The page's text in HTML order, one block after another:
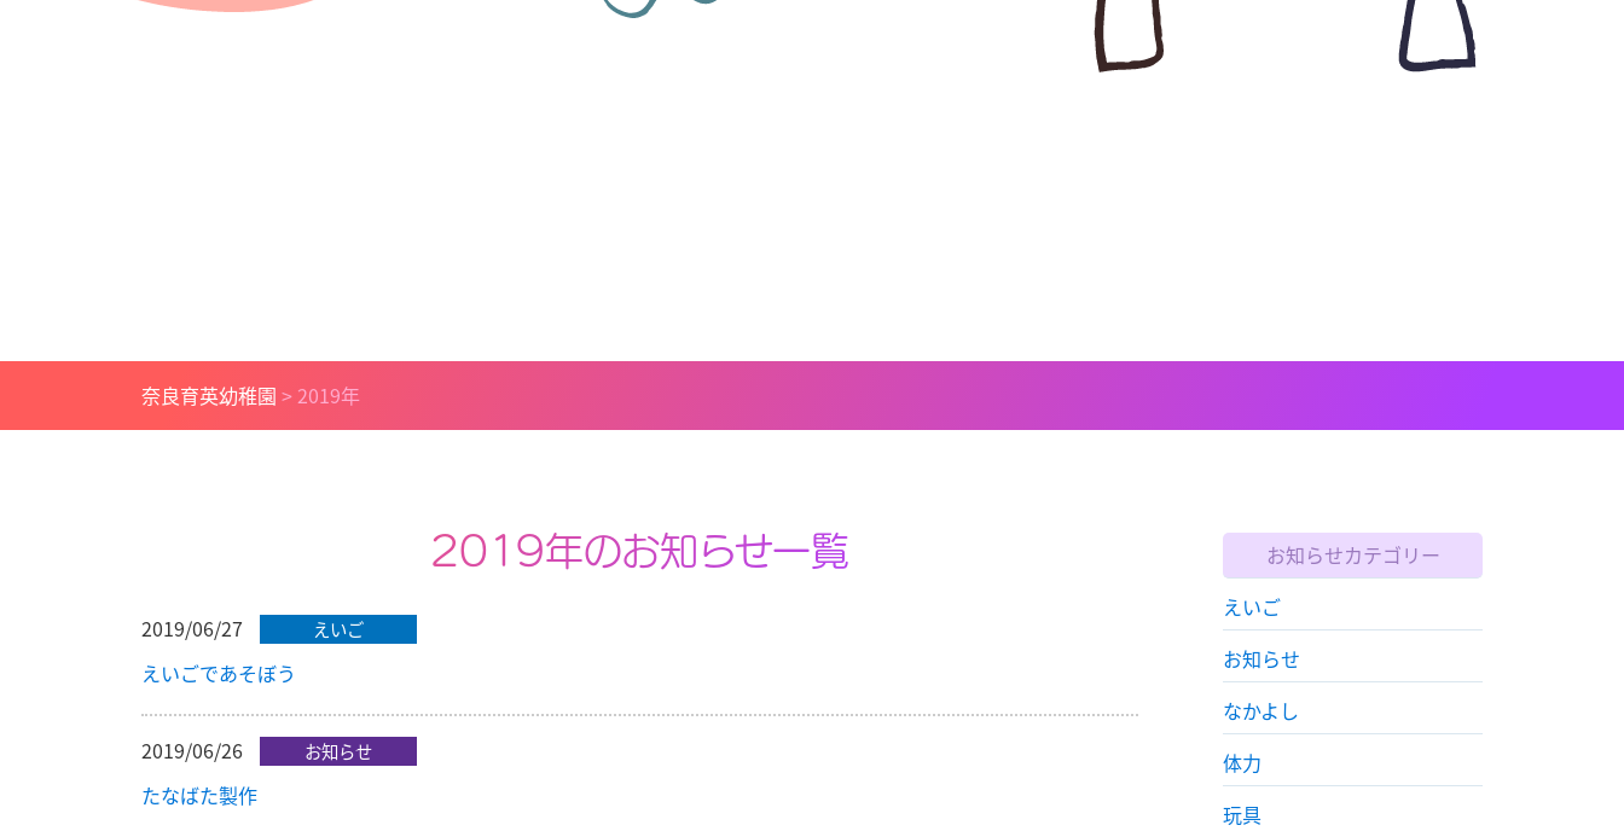
奈良育英幼稚園 >2019年
2019年のお知らせ一覧
2019/06/27 えいご
えいごであそぼう
2019/06/26 お知らせ
たなばた製作
お知らせカテゴリー
えいご
お知らせ
なかよし
体力
玩具